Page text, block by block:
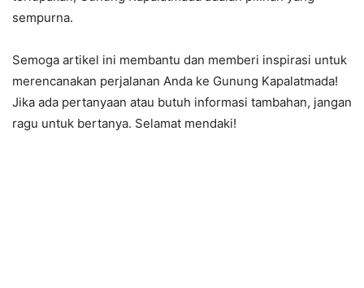
sempurna.
Semoga artikel ini membantu dan memberi inspirasi untuk
merencanakan perjalanan Anda ke Gunung Kapalatmada!
Jika ada pertanyaan atau butuh informasi tambahan, jangan
ragu untuk bertanya. Selamat mendaki!